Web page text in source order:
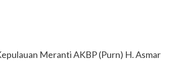
Meranti AKBP (Purn) H. Asmar